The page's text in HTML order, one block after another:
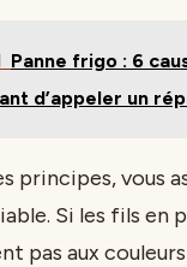
Panne frigo : 6
d’appeler un
principes, vous
Si les fils en
pas aux